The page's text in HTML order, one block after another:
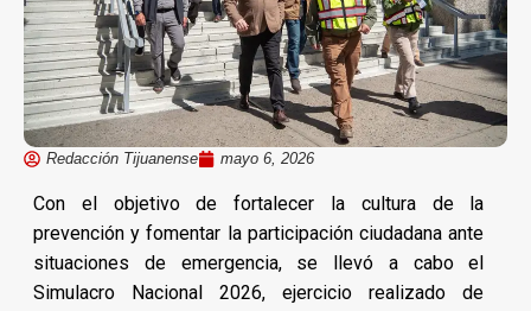
Redacción Tijuanense mayo 6, 2026
Con el objetivo de fortalecer la cultura de la
prevención y fomentar la participación ciudadana ante
situaciones de emergencia, se llevó a cabo el
Simulacro Nacional 2026, ejercicio realizado de